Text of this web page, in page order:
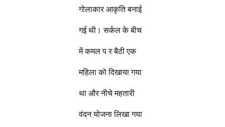
गोलाकार आकृति बनाई
गई थी। सर्कल के बीच
में कमल प र बैठी एक
महिला को दिखाया गया
था और नीचे महतारी
वंदन योजना लिखा गया